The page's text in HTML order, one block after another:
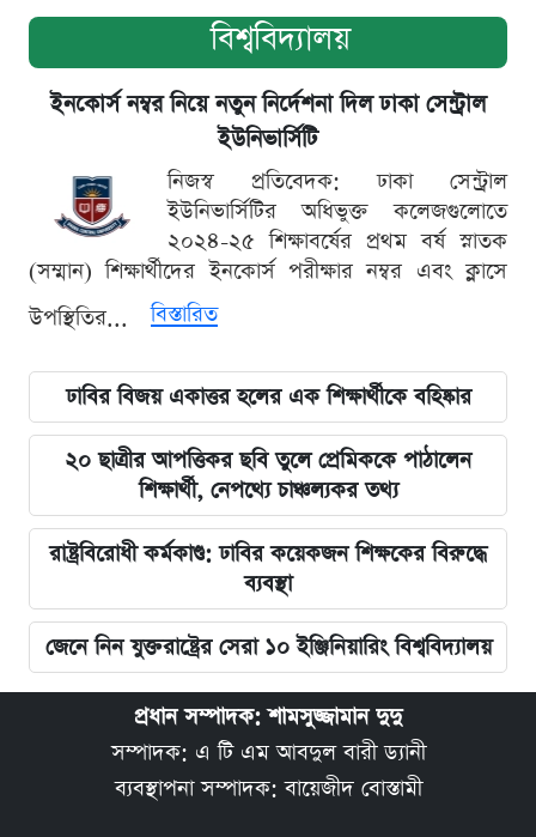
বিশ্ববিদ্যালয়
ইনকোর্স নম্বর নিয়ে নতুন নির্দেশনা দিল ঢাকা সেন্ট্রাল
ইউনিভার্সিটি
নিজস্ব প্রতিবেদক: ঢাকা সেন্ট্রাল
ইউনিভার্সিটির অধিভুক্ত কলেজগুলোতে
২০২৪-২৫ শিক্ষাবর্ষের প্রথম বর্ষ স্নাতক
(সম্মান) শিক্ষার্থীদের ইনকোর্স পরীক্ষার নম্বর এবং ক্লাসে
উপস্থিতির...
বিস্তারিত
ঢাবির বিজয় একাত্তর হলের এক শিক্ষার্থীকে বহিষ্কার
২০ ছাত্রীর আপত্তিকর ছবি তুলে প্রেমিককে পাঠালেন
শিক্ষার্থী, নেপথ্যে চাঞ্চল্যকর তথ্য
রাষ্ট্রবিরোধী কর্মকাণ্ড: ঢাবির কয়েকজন শিক্ষকের বিরুদ্ধে
ব্যবস্থা
জেনে নিন যুক্তরাষ্ট্রের সেরা ১০ ইঞ্জিনিয়ারিং বিশ্ববিদ্যালয়
প্রধান সম্পাদক: শামসুজ্জামান দুদু
সম্পাদক: এ টি এম আবদুল বারী ড্যানী
ব্যবস্থাপনা সম্পাদক: বায়েজীদ বোস্তামী